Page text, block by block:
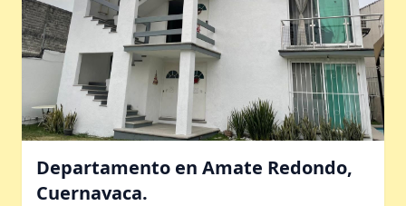
Departamento en Amate Redondo,
Cuernavaca.